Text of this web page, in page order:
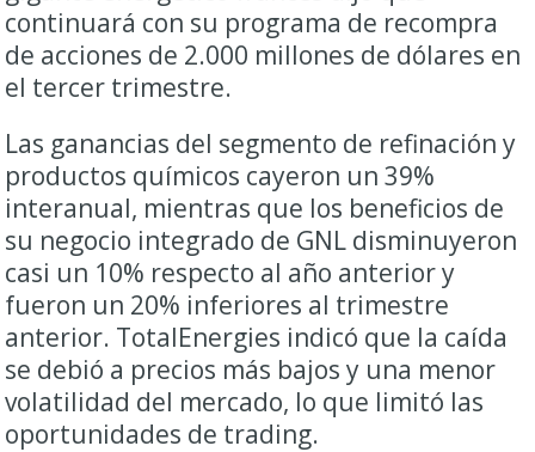
continuará con su programa de recompra
de acciones de 2.000 millones de dólares en
el tercer trimestre.
Las ganancias del segmento de refinación y
productos químicos cayeron un 39%
interanual, mientras que los beneficios de
su negocio integrado de GNL disminuyeron
casi un 10% respecto al año anterior y
fueron un 20% inferiores al trimestre
anterior. TotalEnergies indicó que la caída
se debió a precios más bajos y una menor
volatilidad del mercado, lo que limitó las
oportunidades de trading.